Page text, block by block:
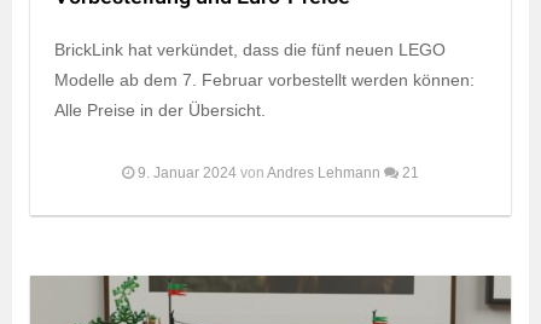
BrickLink hat verkündet, dass die fünf neuen LEGO
Modelle ab dem 7. Februar vorbestellt werden können:
Alle Preise in der Übersicht.
9. Januar 2024 von Andres Lehmann 21